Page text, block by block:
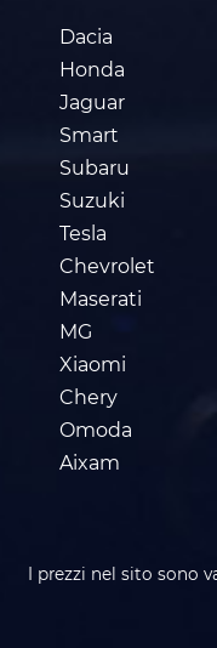
Dacia
Honda
Jaguar
Smart
Subaru
Suzuki
Tesla
Chevrolet
Maserati
MG
Xiaomi
Chery
Omoda
Aixam
I prezzi nel sito sono